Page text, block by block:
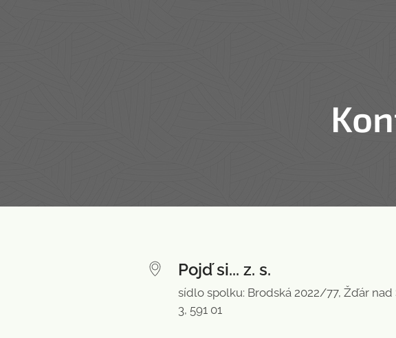
Pojď si... z. s.
sídlo spolku: Brodská 2022/77, Žďár nad
3, 591 01